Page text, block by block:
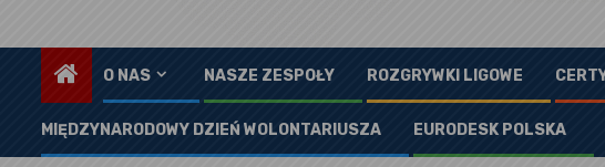
O NAS NASZE ZESPOŁY ROZGRYWKI LIGOWE
MIĘDZYNARODOWY DZIEŃ WOLONTARIUSZA EURODESK POLSKA